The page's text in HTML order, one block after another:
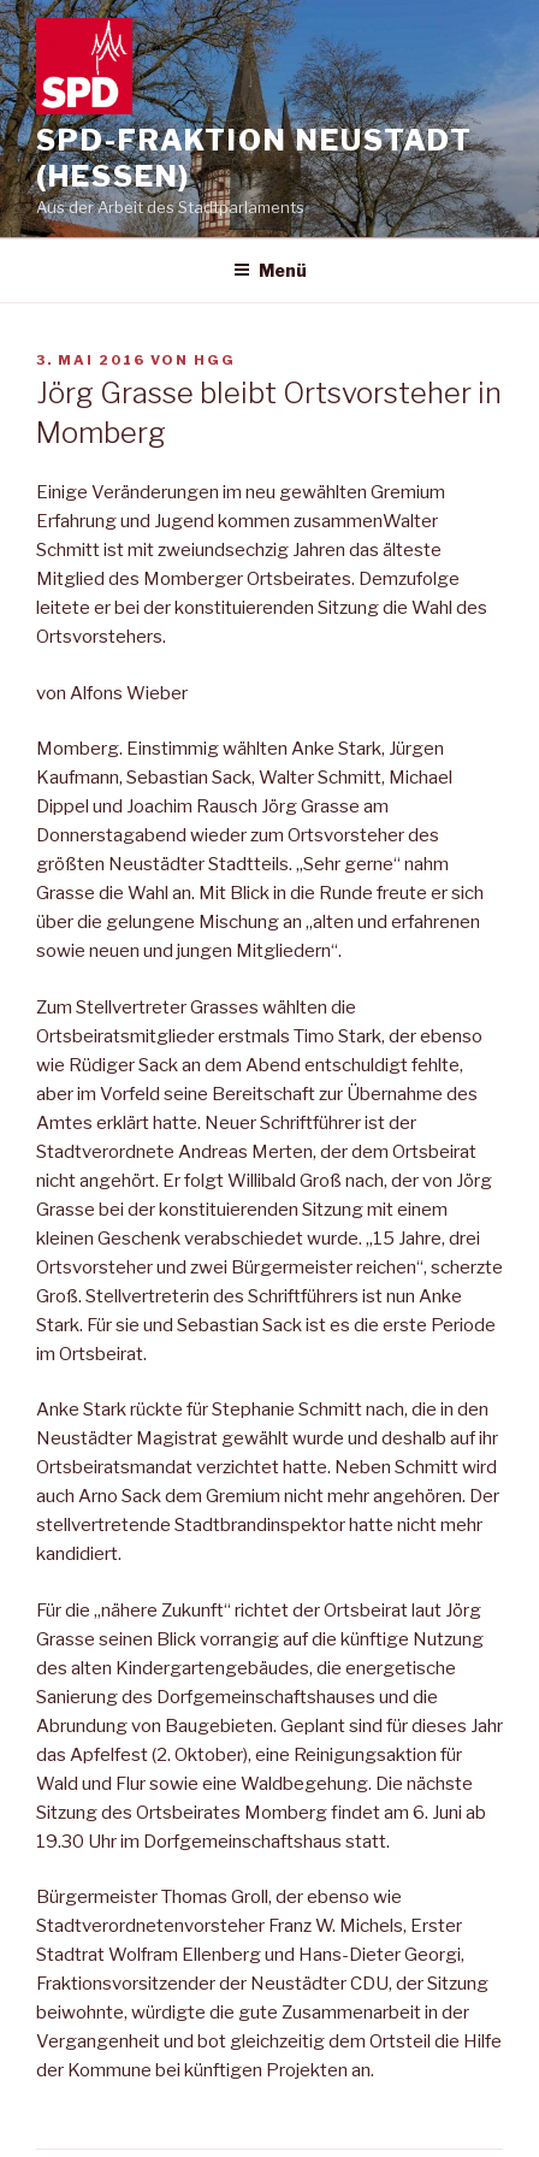
Zum
Inhalt
springen
SPD-FRAKTION NEUSTADT
(HESSEN)
Aus der Arbeit des Stadtparlaments
Menü
VERÖFFENTLICHT
AM
3. MAI 2016 VON HGG
Jörg Grasse bleibt Ortsvorsteher in
Momberg
Einige Veränderungen im neu gewählten Gremium
Erfahrung und Jugend kommen zusammenWalter
Schmitt ist mit zweiundsechzig Jahren das älteste
Mitglied des Momberger Ortsbeirates. Demzufolge
leitete er bei der konstituierenden Sitzung die Wahl des
Ortsvorstehers.
von Alfons Wieber
Momberg. Einstimmig wählten Anke Stark, Jürgen
Kaufmann, Sebastian Sack, Walter Schmitt, Michael
Dippel und Joachim Rausch Jörg Grasse am
Donnerstagabend wieder zum Ortsvorsteher des
größten Neustädter Stadtteils. „Sehr gerne“ nahm
Grasse die Wahl an. Mit Blick in die Runde freute er sich
über die gelungene Mischung an „alten und erfahrenen
sowie neuen und jungen Mitgliedern“.
Zum Stellvertreter Grasses wählten die
Ortsbeiratsmitglieder erstmals Timo Stark, der ebenso
wie Rüdiger Sack an dem Abend entschuldigt fehlte,
aber im Vorfeld seine Bereitschaft zur Übernahme des
Amtes erklärt hatte. Neuer Schriftführer ist der
Stadtverordnete Andreas Merten, der dem Ortsbeirat
nicht angehört. Er folgt Willibald Groß nach, der von Jörg
Grasse bei der konstituierenden Sitzung mit einem
kleinen Geschenk verabschiedet wurde. „15 Jahre, drei
Ortsvorsteher und zwei Bürgermeister reichen“, scherzte
Groß. Stellvertreterin des Schriftführers ist nun Anke
Stark. Für sie und Sebastian Sack ist es die erste Periode
im Ortsbeirat.
Anke Stark rückte für Stephanie Schmitt nach, die in den
Neustädter Magistrat gewählt wurde und deshalb auf ihr
Ortsbeiratsmandat verzichtet hatte. Neben Schmitt wird
auch Arno Sack dem Gremium nicht mehr angehören. Der
stellvertretende Stadtbrandinspektor hatte nicht mehr
kandidiert.
Für die „nähere Zukunft“ richtet der Ortsbeirat laut Jörg
Grasse seinen Blick vorrangig auf die künftige Nutzung
des alten Kindergartengebäudes, die energetische
Sanierung des Dorfgemeinschaftshauses und die
Abrundung von Baugebieten. Geplant sind für dieses Jahr
das Apfelfest (2. Oktober), eine Reinigungsaktion für
Wald und Flur sowie eine Waldbegehung. Die nächste
Sitzung des Ortsbeirates Momberg findet am 6. Juni ab
19.30 Uhr im Dorfgemeinschaftshaus statt.
Bürgermeister Thomas Groll, der ebenso wie
Stadtverordnetenvorsteher Franz W. Michels, Erster
Stadtrat Wolfram Ellenberg und Hans-Dieter Georgi,
Fraktionsvorsitzender der Neustädter CDU, der Sitzung
beiwohnte, würdigte die gute Zusammenarbeit in der
Vergangenheit und bot gleichzeitig dem Ortsteil die Hilfe
der Kommune bei künftigen Projekten an.